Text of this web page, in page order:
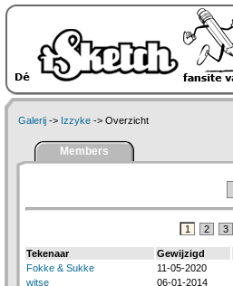
Galerij -> Izzyke -> Overzicht
Members
1 2 3
Tekenaar Gewijzigd
Fokke & Sukke
11-05-2020
witse
06-01-2014